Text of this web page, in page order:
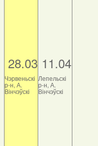
28.03
Чэрвеньскі
р-н, А.
Вінчэўскі
11.04
Лепельскі
р-н, А.
Вінчэўскі